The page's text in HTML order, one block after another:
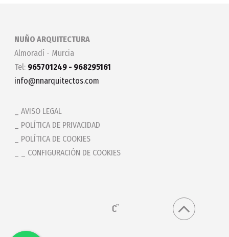
NUÑO ARQUITECTURA
Almoradí - Murcia
Tel: 965701249 - 968295161
info@nnarquitectos.com
AVISO LEGAL
POLÍTICA DE PRIVACIDAD
POLÍTICA DE COOKIES
_ CONFIGURACIÓN DE COOKIES